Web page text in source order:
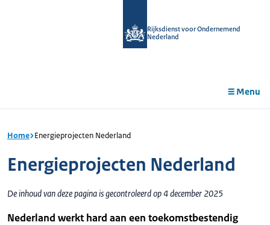
Rijksdienst voor Ondernemend
Nederland
Menu
Home Energieprojecten Nederland
Energieprojecten Nederland
De inhoud van deze pagina is gecontroleerd op 4 december 2025
Nederland werkt hard aan een toekomstbestendig